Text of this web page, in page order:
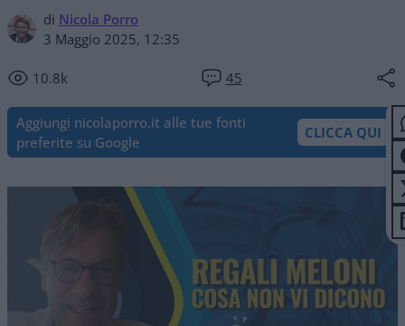
di Nicola Porro
3 Maggio 2025, 12:35
10.8k 45
Aggiungi nicolaporro.it alle tue fonti
preferite su Google
CLICCA QUI